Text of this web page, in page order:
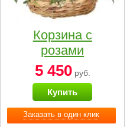
Заказать в один клик
Корзина с
розами
«Красный
Париж»
5 450руб.
Купить